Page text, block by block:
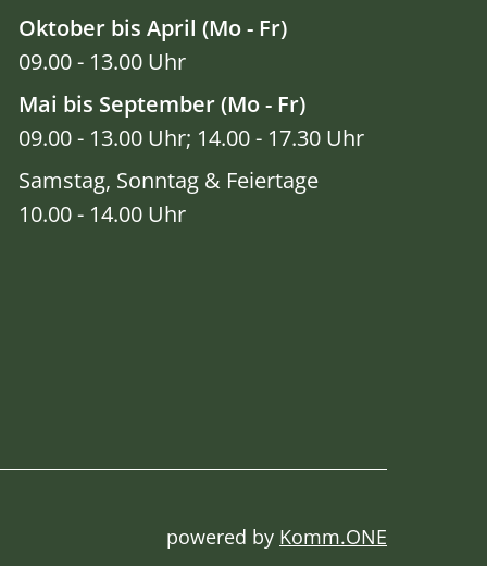
Oktober bis April (Mo - Fr)
09.00 - 13.00 Uhr
Mai bis September (Mo - Fr)
09.00 - 13.00 Uhr; 14.00 - 17.30 Uhr
Samstag, Sonntag & Feiertage
10.00 - 14.00 Uhr
powered by Komm.ONE